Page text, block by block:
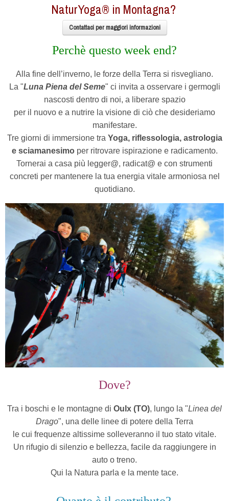
NaturYoga® in Montagna?
Contattaci per maggiori informazioni
Perchè questo week end?
Alla fine dell’inverno, le forze della Terra si risvegliano.
La "Luna Piena del Seme" ci invita a osservare i germogli
nascosti dentro di noi, a liberare spazio
per il nuovo e a nutrire la visione di ciò che desideriamo
manifestare.
Tre giorni di immersione tra Yoga, riflessologia, astrologia
e sciamanesimoper ritrovare ispirazione e radicamento.
Tornerai a casa più legger@, radicat@ e con strumenti
concreti per mantenere la tua energia vitale armoniosa nel
quotidiano.
Dove?
Tra i boschi e le montagne di Oulx (TO), lungo la "Linea del
Drago", una delle linee di potere della Terra
le cui frequenze altissime solleveranno il tuo stato vitale.
Un rifugio di silenzio e bellezza, facile da raggiungere in
auto o treno.
Qui la Natura parla e la mente tace.